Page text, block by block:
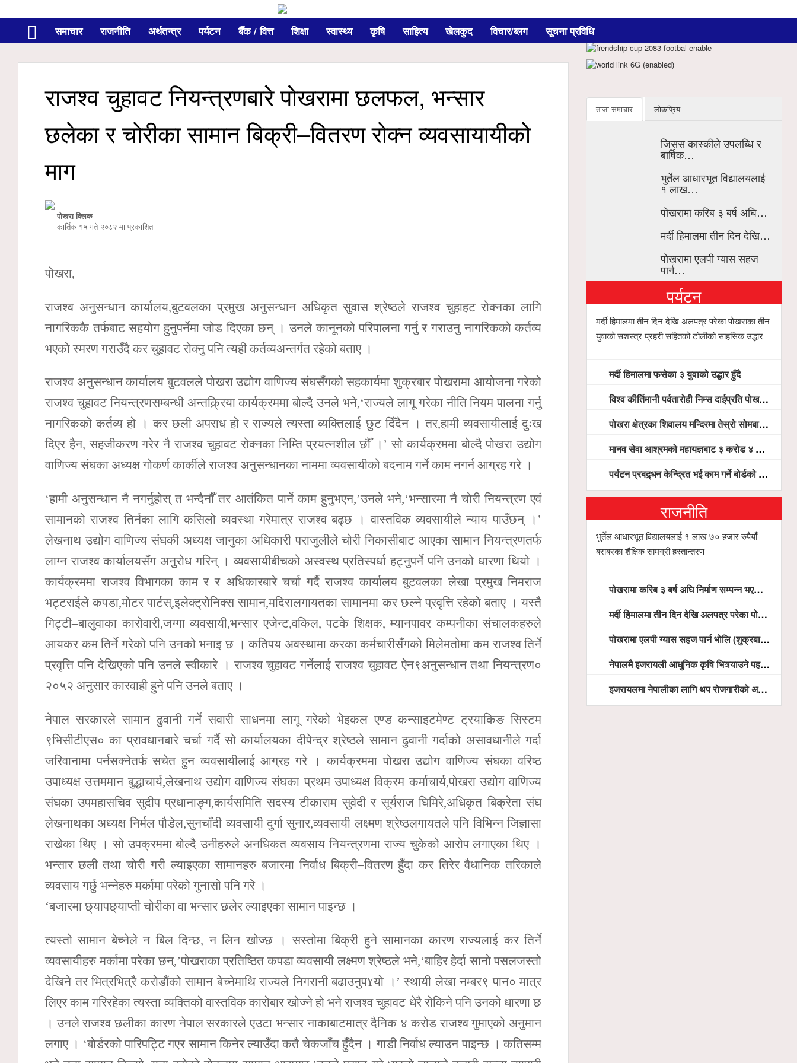
समाचार राजनीति अर्थतन्त्र पर्यटन बैँक / वित्त शिक्षा स्वास्थ्य कृषि साहित्य खेलकुद विचार/ब्लग सूचना प्रविधि
राजश्व चुहावट नियन्त्रणबारे पोखरामा छलफल, भन्सार
छलेका र चोरीका सामान बिक्री–वितरण रोक्न व्यवसायायीको
माग
पोखरा क्लिक
कार्तिक १५ गते २०८२ मा प्रकाशित
पोखरा,
राजश्व अनुसन्धान कार्यालय,बुटवलका प्रमुख अनुसन्धान अधिकृत सुवास श्रेष्ठले राजश्व चुहाहट रोक्नका लागि
नागरिककै तर्फबाट सहयोग हुनुपर्नेमा जोड दिएका छन् । उनले कानूनको परिपालना गर्नु र गराउनु नागरिकको कर्तव्य
भएको स्मरण गराउँदै कर चुहावट रोक्नु पनि त्यही कर्तव्यअन्तर्गत रहेको बताए ।
राजश्व अनुसन्धान कार्यालय बुटवलले पोखरा उद्योग वाणिज्य संघसँगको सहकार्यमा शुक्रबार पोखरामा आयोजना गरेको
राजश्व चुहावट नियन्त्रणसम्बन्धी अन्तक्र्रिया कार्यक्रममा बोल्दै उनले भने,‘राज्यले लागू गरेका नीति नियम पालना गर्नु
नागरिकको कर्तव्य हो । कर छली अपराध हो र राज्यले त्यस्ता व्यक्तिलाई छुट दिँदैन । तर,हामी व्यवसायीलाई दुःख
दिएर हैन, सहजीकरण गरेर नै राजश्व चुहावट रोक्नका निम्ति प्रयत्नशील छौँ ।’ सो कार्यक्रममा बोल्दै पोखरा उद्योग
वाणिज्य संघका अध्यक्ष गोकर्ण कार्कीले राजश्व अनुसन्धानका नाममा व्यवसायीको बदनाम गर्ने काम नगर्न आग्रह गरे ।
‘हामी अनुसन्धान नै नगर्नुहोस् त भन्दैनौँ तर आतंकित पार्ने काम हुनुभएन,’उनले भने,‘भन्सारमा नै चोरी नियन्त्रण एवं
सामानको राजश्व तिर्नका लागि कसिलो व्यवस्था गरेमात्र राजश्व बढ्छ । वास्तविक व्यवसायीले न्याय पाउँछन् ।’
लेखनाथ उद्योग वाणिज्य संघकी अध्यक्ष जानुका अधिकारी पराजुलीले चोरी निकासीबाट आएका सामान नियन्त्रणतर्फ
लाग्न राजश्व कार्यालयसँग अनुुरोध गरिन् । व्यवसायीबीचको अस्वस्थ प्रतिस्पर्धा हट्नुपर्ने पनि उनको धारणा थियो ।
कार्यक्रममा राजश्व विभागका काम र र अधिकारबारे चर्चा गर्दै राजश्व कार्यालय बुटवलका लेखा प्रमुख निमराज
भट्टराईले कपडा,मोटर पार्टस्,इलेक्ट्रोनिक्स सामान,मदिरालगायतका सामानमा कर छल्ने प्रवृृत्ति रहेको बताए । यस्तै
गिट्टी–बालुवाका कारोवारी,जग्गा व्यवसायी,भन्सार एजेन्ट,वकिल, पटके शिक्षक, म्यानपावर कम्पनीका संचालकहरुले
आयकर कम तिर्ने गरेको पनि उनको भनाइ छ । कतिपय अवस्थामा करका कर्मचारीसँगको मिलेमतोमा कम राजश्व तिर्ने
प्रवृत्ति पनि देखिएको पनि उनले स्वीकारे । राजश्व चुहावट गर्नेलाई राजश्व चुहावट ऐन९अनुसन्धान तथा नियन्त्रण०
२०५२ अनुुसार कारवाही हुने पनि उनले बताए ।
नेपाल सरकारले सामान ढुवानी गर्ने सवारी साधनमा लागू गरेको भेइकल एण्ड कन्साइटमेण्ट ट्रयाकिङ सिस्टम
९भिसीटीएस० का प्रावधानबारे चर्चा गर्दै सो कार्यालयका दीपेन्द्र श्रेष्ठले सामान ढुवानी गर्दाको असावधानीले गर्दा
जरिवानामा पर्नसक्नेतर्फ सचेत हुन व्यवसायीलाई आग्रह गरे । कार्यक्रममा पोखरा उद्योग वाणिज्य संघका वरिष्ठ
उपाध्यक्ष उत्तममान बुद्धाचार्य,लेखनाथ उद्योग वाणिज्य संघका प्रथम उपाध्यक्ष विक्रम कर्माचार्य,पोखरा उद्योग वाणिज्य
संघका उपमहासचिव सुदीप प्रधानाङ्ग,कार्यसमिति सदस्य टीकाराम सुवेदी र सूर्यराज घिमिरे,अधिकृत बिक्रेता संघ
लेखनाथका अध्यक्ष निर्मल पौडेल,सुनचाँदी व्यवसायी दुर्गा सुनार,व्यवसायी लक्ष्मण श्रेष्ठलगायतले पनि विभिन्न जिज्ञासा
राखेका थिए । सो उपक्रममा बोल्दै उनीहरुले अनधिकत व्यवसाय नियन्त्रणमा राज्य चुकेको आरोप लगाएका थिए ।
भन्सार छली तथा चोरी गरी ल्याइएका सामानहरु बजारमा निर्वाध बिक्री–वितरण हुँदा कर तिरेर वैधानिक तरिकाले
व्यवसाय गर्छु भन्नेहरु मर्कामा परेको गुनासो पनि गरे ।
‘बजारमा छ्यापछ्याप्ती चोरीका वा भन्सार छलेर ल्याइएका सामान पाइन्छ ।
त्यस्तो सामान बेच्नेले न बिल दिन्छ, न लिन खोज्छ । सस्तोमा बिक्री हुने सामानका कारण राज्यलाई कर तिर्ने
व्यवसायीहरु मर्कामा परेका छन्,’पोखराका प्रतिष्ठित कपडा व्यवसायी लक्ष्मण श्रेष्ठले भने,‘बाहिर हेर्दा सानो पसलजस्तो
देखिने तर भित्रभित्रै करोडौंको सामान बेच्नेमाथि राज्यले निगरानी बढाउनुप¥यो ।’ स्थायी लेखा नम्बर९ पान० मात्र
लिएर काम गरिरहेका त्यस्ता व्यक्तिको वास्तविक कारोबार खोज्ने हो भने राजश्व चुहावट धेरै रोकिने पनि उनको धारणा छ
। उनले राजश्व छलीका कारण नेपाल सरकारले एउटा भन्सार नाकाबाटमात्र दैनिक ४ करोड राजश्व गुमाएको अनुमान
लगाए । ‘बोर्डरको पारिपट्टि गएर सामान किनेर ल्याउँदा कतै चेकजाँच हुँदैन । गाडी निर्वाध ल्याउन पाइन्छ । कतिसम्म
ताजा समाचार लोकप्रिय
जिसस कास्कीले उपलब्धि र
बार्षिक…
भुर्तेल आधारभूत विद्यालयलाई
१ लाख…
पोखरामा करिब ३ बर्ष अघि…
मर्दी हिमालमा तीन दिन देखि…
पोखरामा एलपी ग्यास सहज
पार्न…
पर्यटन
मर्दी हिमालमा तीन दिन देखि अलपत्र परेका पोखराका तीन
युवाको सशस्त्र प्रहरी सहितको टोलीको साहसिक उद्धार
मर्दी हिमालमा फसेका ३ युवाको उद्धार हुँदै
विश्व कीर्तिमानी पर्वतारोही निम्स दाईप्रति पोखरामा श्रद्धाञ्जली, दीप प्रज्वलन गर्दै योगदानको प्रशंसा (भिडियो सहित)
पोखरा क्षेत्रका शिवालय मन्दिरमा तेस्रो सोमबार भक्तजनको बिहानैदेखि घुइँचो
मानव सेवा आश्रमको महायज्ञबाट ३ करोड ४ लाख ५९ हजार बचत, १ करोड ४४ लाख उठ्न बाँकी, विना संचार माध्यम तर प्रचार प्रसारमै भयो १९ लाख खर्च !
पर्यटन प्रबद्र्धन केन्द्रित भई काम गर्ने बोर्डको योजना छः सदस्य पोखरेल, चलिय पोखरालाई थप प्रभावकारी बनाउन होटल संघको माग
राजनीति
भुर्तेल आधारभूत विद्यालयलाई १ लाख ७० हजार रुपैयाँ
बराबरका शैक्षिक सामग्री हस्तान्तरण
पोखरामा करिब ३ बर्ष अघि निर्माण सम्पन्न भएको विद्युतीय शवदाह गृह अझै संचालनमा आउन सकेन, तत्काल संचालन गर्न स्थानियको माग
मर्दी हिमालमा तीन दिन देखि अलपत्र परेका पोखराका तीन युवाको सशस्त्र प्रहरी सहितको टोलीको साहसिक उद्धार
पोखरामा एलपी ग्यास सहज पार्न भोलि (शुक्रबार) देखि खुद्रा पसलबाटै बिक्रि वितरण हुने, स्टोर नगर्न आग्रह
नेपालमै इजरायली आधुनिक कृषि भित्र्याउने पहल ः पोखराका मेयर धनराज आचार्य र इजरायली राजदूतबीच सहकार्य विस्तारको संकेत
इजरायलमा नेपालीका लागि थप रोजगारीको अवसर विस्तार गरिने ः राजदूत बास